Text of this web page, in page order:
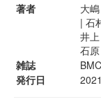
著者
大
| 石
井
石
雑誌
発行日